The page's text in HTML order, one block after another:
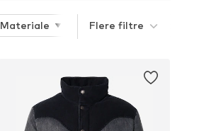
Materiale Jakketype
Flere filtre